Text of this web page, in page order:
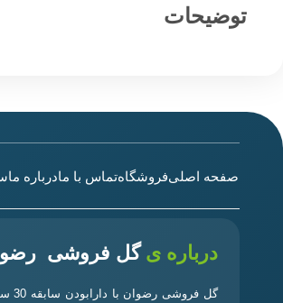
توضیحات
صفحه اصلیفروشگاهتماس با مادرباره ما
درباره ی گل فروشی
گل